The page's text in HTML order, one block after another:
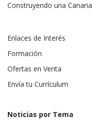
Construyendo una
Enlaces de Interés
Formación
Ofertas en Venta
Envía tu Currículum
Noticias por Tema